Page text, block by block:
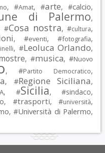
, #Amat, #arte, #calcio,
di Palermo,
#Cosa nostra, #cultura,
, #eventi, #fotografia,
, #Leoluca Orlando,
, #musica, #Nuovo
, #Partito Democratico,
, #Regione Siciliana,
, #Sicilia, #sindaco,
, #trasporti, #università,
, #Università di Palermo,